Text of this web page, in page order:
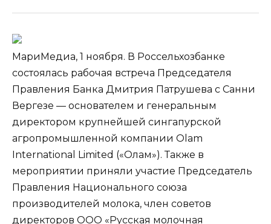
МариМедиа, 1 ноября. В Россельхозбанке
состоялась рабочая встреча Председателя
Правления Банка Дмитрия Патрушева с Санни
Вергезе — основателем и генеральным
директором крупнейшей сингапурской
агропромышленной компании Olam
International Limited («Олам»). Также в
мероприятии приняли участие Председатель
Правления Национального союза
производителей молока, член советов
директоров ООО «Русская молочная